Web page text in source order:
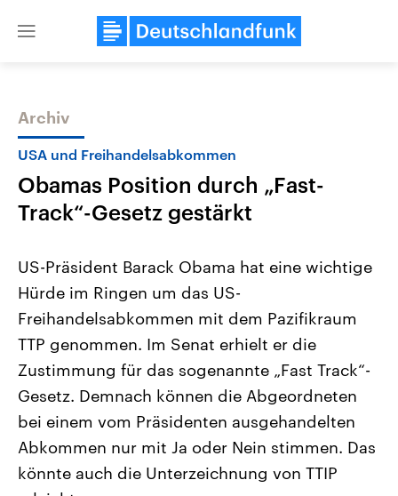
Close
Themen
Landtagswahl Sachsen-Anhalt
2026
Alle Informationen
Sachsen-Anhalt wählt am 6.
September 2026 einen neuen
Landtag. Seit 2021 wird das
Bundesland von einer Koalition aus
Umfragen, Prognosen,
Wahlprogramme, aktuelle Berichte
und Hintergründe zu den Parteien
und Kandidaten der anstehenden
Wahl.
Aktuelle Beiträge,
Hintergründe
Wirtschaftlich und
gehören die Vereinigten
den mächtigsten Ländern
mit großem Einfluss auf
aktuelle Weltgeschehen.
Sendungen Programm Podcasts
Archiv
USA und Freihandelsabkommen
Obamas Position durch „Fast-
Track“-Gesetz gestärkt
US-Präsident Barack Obama hat eine wichtige
Hürde im Ringen um das US-
Freihandelsabkommen mit dem Pazifikraum
TTP genommen. Im Senat erhielt er die
Zustimmung für das sogenannte „Fast Track“-
Gesetz. Demnach können die Abgeordneten
bei einem vom Präsidenten ausgehandelten
Abkommen nur mit Ja oder Nein stimmen. Das
könnte auch die Unterzeichnung von TTIP